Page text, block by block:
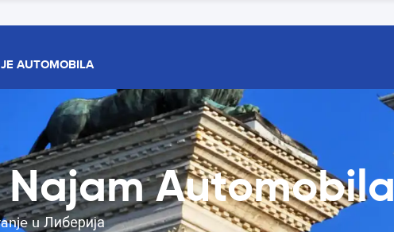
AUTOMOBILA
Automobila
u Либерија